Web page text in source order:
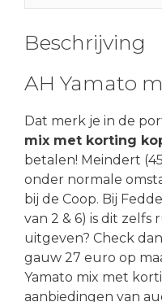
Beschrijving
AH Yamato
Dat merk je in de
mix met korting
betalen! Meindert
onder normale
bij de Coop. Bij
van 2 & 6) is dit zelfs
uitgeven? Check dan
gauw 27 euro op
Yamato mix met
aanbiedingen van